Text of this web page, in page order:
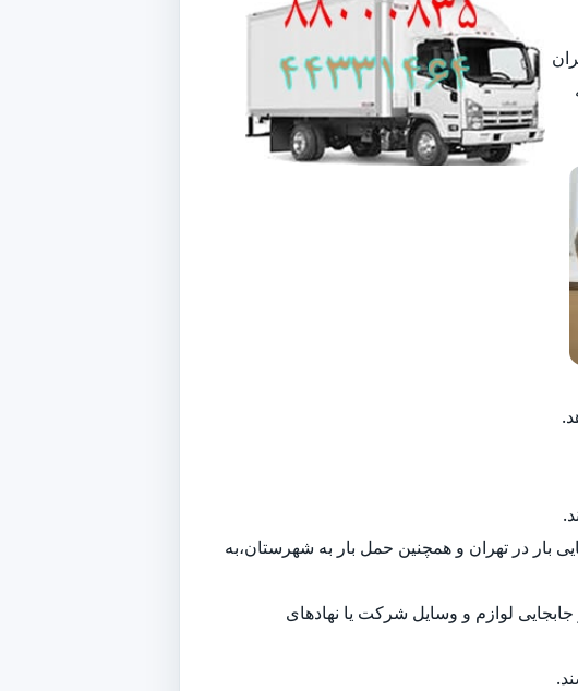
بار در تهران و همچنین حمل بار به شهرستان،به
لوازم و وسایل شرکت یا نهادهای